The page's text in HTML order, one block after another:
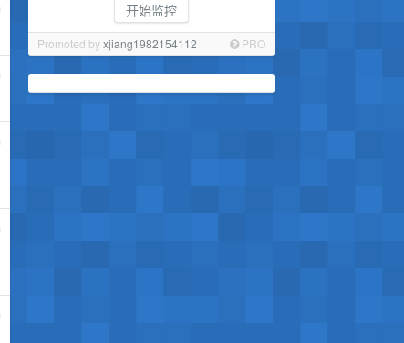
开始监控
Promoted byxjiang1982154112 PRO